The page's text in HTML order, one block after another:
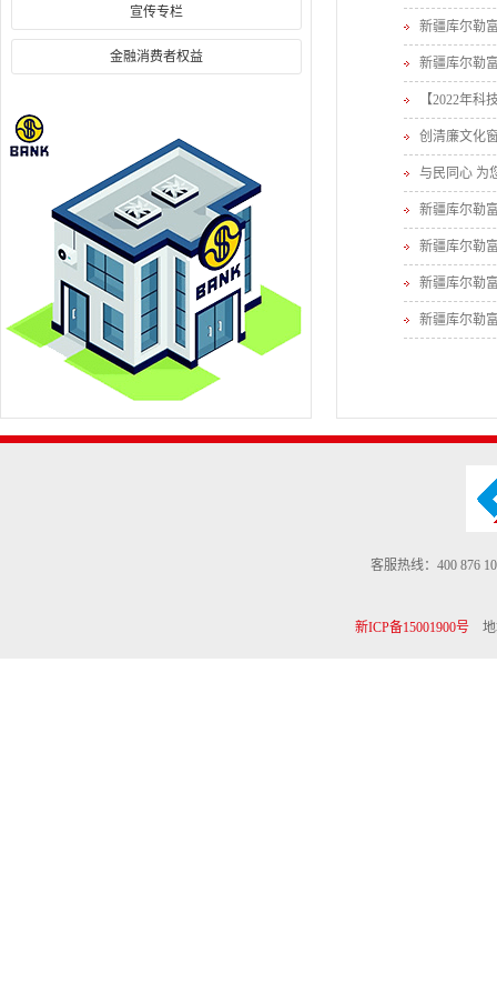
宣传专栏
金融消费者权益
新疆库尔勒
新疆库尔勒
【2022年科
创清廉文化
与民同心 为
新疆库尔勒
新疆库尔勒
新疆库尔勒
新疆库尔勒
客服热线：400 876
新ICP备15001900号地